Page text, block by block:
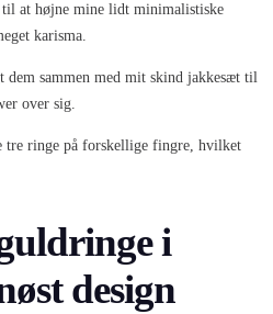
at højne mine lidt minimalistiske
karisma.
dem sammen med mit skind jakkesæt til
over sig.
tre ringe på forskellige fingre, hvilket
i
design